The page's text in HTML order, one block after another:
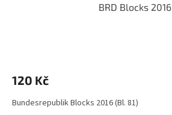
BRD Blocks 2016
120 Kč
Bundesrepublik Blocks 2016 (Bl. 81)